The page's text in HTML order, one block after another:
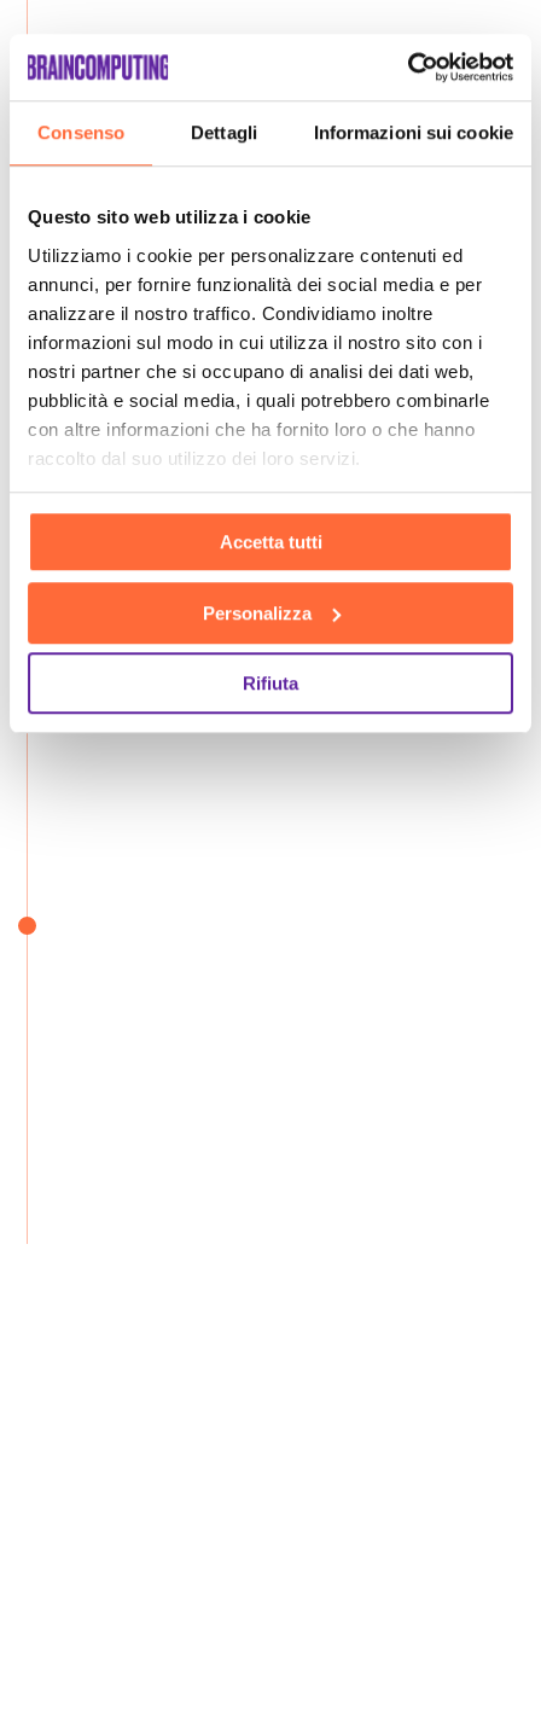
Consenso Dettagli Informazioni sui cookie
Questo sito web utilizza i cookie
Utilizziamo i cookie per personalizzare contenuti ed
annunci, per fornire funzionalità dei social media e per
analizzare il nostro traffico. Condividiamo inoltre
informazioni sul modo in cui utilizza il nostro sito con i
nostri partner che si occupano di analisi dei dati web,
pubblicità e social media, i quali potrebbero combinarle
con altre informazioni che ha fornito loro o che hanno
raccolto dal suo utilizzo dei loro servizi.
Accetta tutti
Personalizza
Rifiuta